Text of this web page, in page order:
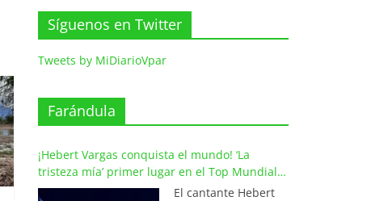
Síguenos en Twitter
Tweets by MiDiarioVpar
Farándula
¡Hebert Vargas conquista el mundo! ‘La
tristeza mía’ primer lugar en el Top Mundial
del Vallenato
El cantante Hebert